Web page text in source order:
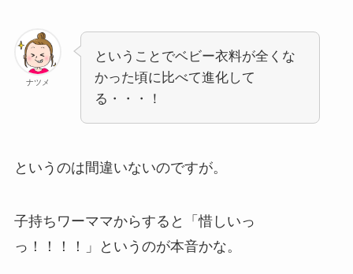
ナツメ
ということでベビー衣料が全くな
かった頃に比べて進化して
る・・・！
というのは間違いないのですが。
子持ちワーママからすると「惜しいっ
っ！！！！」というのが本音かな。